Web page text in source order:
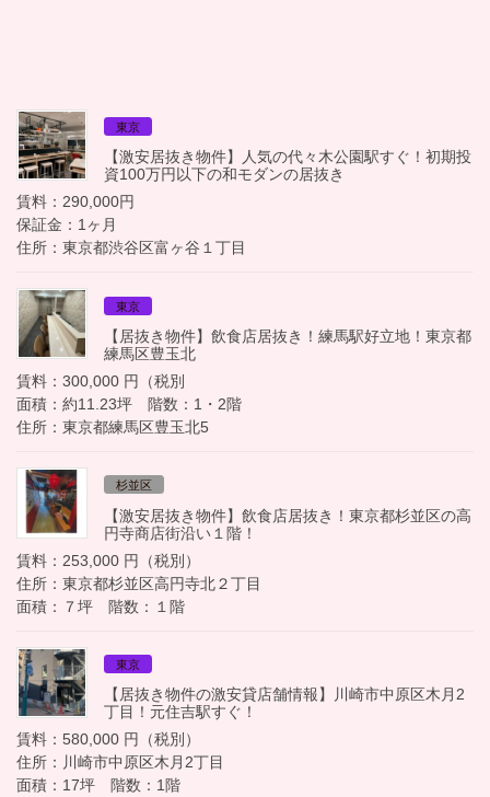
東京
【激安居抜き物件】人気の代々木公園駅すぐ！初期投
資100万円以下の和モダンの居抜き
賃料：290,000円
保証金：1ヶ月
住所：東京都渋谷区富ヶ谷１丁目
東京
【居抜き物件】飲食店居抜き！練馬駅好立地！東京都
練馬区豊玉北
賃料：300,000 円（税別
面積：約11.23坪 階数：1・2階
住所：東京都練馬区豊玉北5
杉並区
【激安居抜き物件】飲食店居抜き！東京都杉並区の高
円寺商店街沿い１階！
賃料：253,000 円（税別）
住所：東京都杉並区高円寺北２丁目
面積：７坪 階数：１階
東京
【居抜き物件の激安貸店舗情報】川崎市中原区木月2
丁目！元住吉駅すぐ！
賃料：580,000 円（税別）
住所：川崎市中原区木月2丁目
面積：17坪 階数：1階